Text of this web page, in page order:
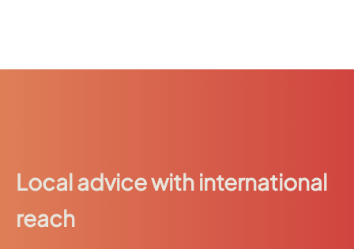
Local advice with international
reach